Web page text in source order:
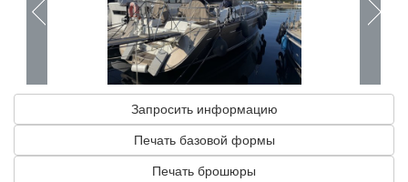
Запросить информацию
Печать базовой формы
Печать брошюры